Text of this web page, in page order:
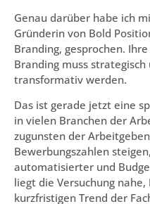
Genau darüber habe ich
Gründerin von Bold
Branding, gesprochen.
Branding muss
transformativ werden.
Das ist gerade jetzt eine
in vielen Branchen der
zugunsten der
Bewerbungszahlen
automatisierter und
liegt die Versuchung
kurzfristigen Trend der